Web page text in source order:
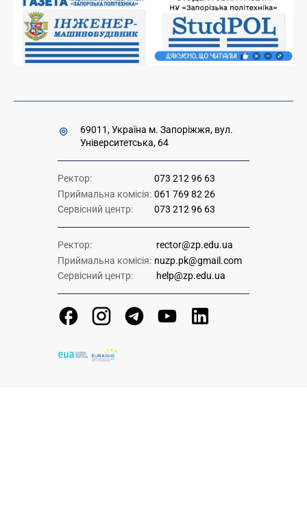
Міністерство освіти і науки України
Урядова "гаряча лінія" 1545
69011, Україна м. Запоріжжя, вул.
Університетська, 64
Ректор:
073 212 96 63
Приймальна комісія: 061 769 82 26
Сервісний центр:
073 212 96 63
Ректор:
rector@zp.edu.ua
Приймальна комісія: nuzp.pk@gmail.com
Сервісний центр:
help@zp.edu.ua